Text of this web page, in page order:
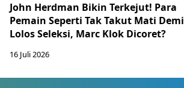
John Herdman Bikin Terkejut! Para
Pemain Seperti Tak Takut Mati Demi
Lolos Seleksi, Marc Klok Dicoret?
16 Juli 2026